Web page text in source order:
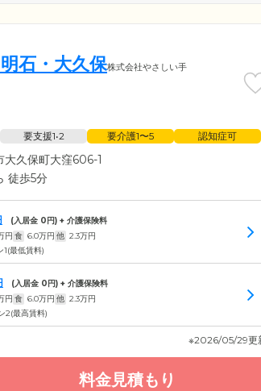
石・大久保株式会社やさしい手
要支援1•2 要介護1〜5 認知症可
大久保町大窪606-1
徒歩5分
(入居金 0 円) + 介護保険料
円 食 6.0万円 他 2.3万円
1(最低賃料)
(入居金 0 円) + 介護保険料
円 食 6.0万円 他 2.3万円
2(最高賃料)
※2026/05/29更
料金見積もり